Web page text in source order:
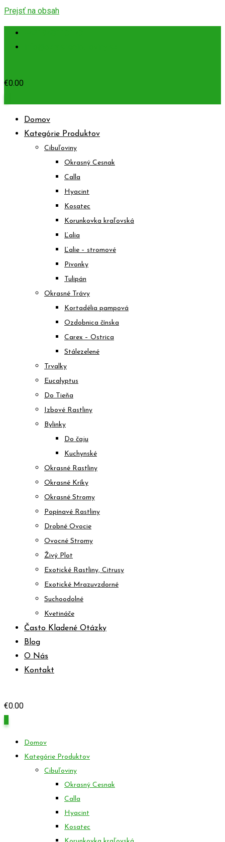
Prejsť na obsah
€0.00
Domov
Kategórie Produktov
Cibuľoviny
Okrasný Cesnak
Calla
Hyacint
Kosatec
Korunkovka kraľovská
Ľalia
Ľalie – stromové
Pivonky
Tulipán
Okrasné Trávy
Kortadélia pampová
Ozdobnica čínska
Carex – Ostrica
Stálezelené
Trvalky
Eucalyptus
Do Tieňa
Izbové Rastliny
Bylinky
Do čaju
Kuchynské
Okrasné Rastliny
Okrasné Kríky
Okrasné Stromy
Popínavé Rastliny
Drobné Ovocie
Ovocné Stromy
Živý Plot
Exotické Rastliny, Citrusy
Exotické Mrazuvzdorné
Suchoodolné
Kvetináče
Často Kladené Otázky
Blog
O Nás
Kontakt
€0.00
Domov
Kategórie Produktov
Cibuľoviny
Okrasný Cesnak
Calla
Hyacint
Kosatec